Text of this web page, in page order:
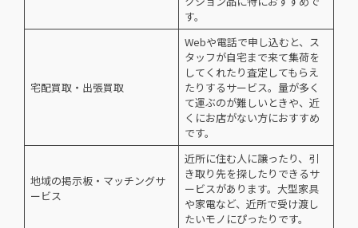
す。
宅配買取・出張買取
Webや電話で申し込むと、ス
タッフが自宅まで来て集荷を
してくれたり査定してもらえ
たりするサービス。量が多く
て運ぶのが難しいときや、近
くにお店がない方におすすめ
です。
地域の掲示板・マッチングサ
ービス
近所に住む人に譲ったり、引
き取り先を探したりできるサ
ービスがあります。大型家具
や家電など、近所で受け渡し
たいモノにぴったりです。